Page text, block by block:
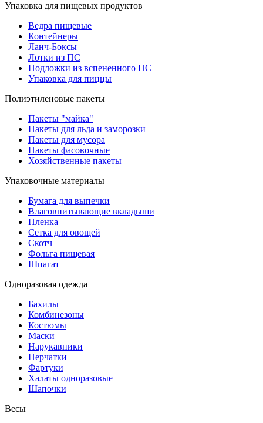
Упаковка для пищевых продуктов
Ведра пищевые
Контейнеры
Ланч-Боксы
Лотки из ПС
Подложки из вспененного ПС
Упаковка для пиццы
Полиэтиленовые пакеты
Пакеты "майка"
Пакеты для льда и заморозки
Пакеты для мусора
Пакеты фасовочные
Хозяйственные пакеты
Упаковочные материалы
Бумага для выпечки
Влаговпитывающие вкладыши
Пленка
Сетка для овощей
Скотч
Фольга пищевая
Шпагат
Одноразовая одежда
Бахилы
Комбинезоны
Костюмы
Маски
Нарукавники
Перчатки
Фартуки
Халаты одноразовые
Шапочки
Весы